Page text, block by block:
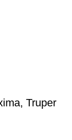
Truper